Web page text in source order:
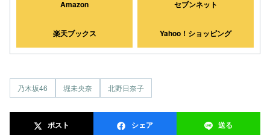
Amazon セブンネット
楽天ブックス Yahoo！ショッピング
乃木坂46 堀未央奈 北野日奈子
ポスト シェア 送る